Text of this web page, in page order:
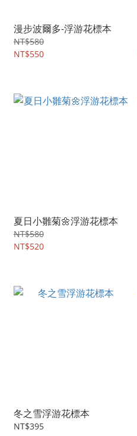
漫步波爾多-浮游花標本
NT$580
NT$550
夏日小雛菊🌼浮游花標本
NT$580
NT$520
冬之雪浮游花標本
NT$395